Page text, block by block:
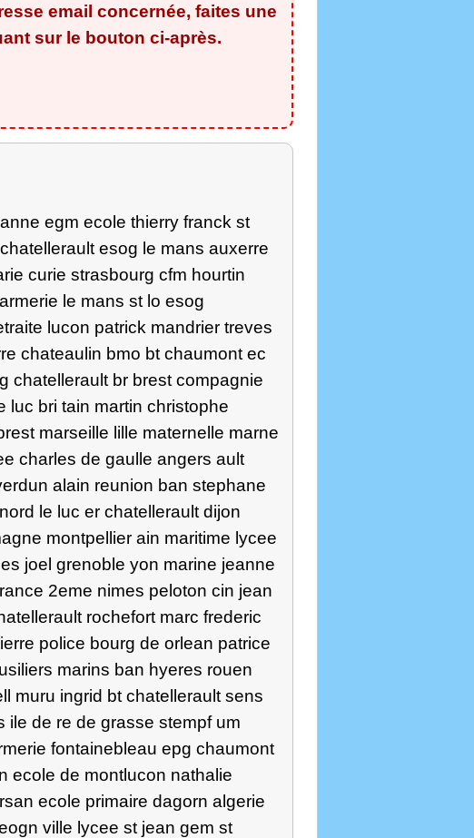
email concernée, faites une
sur le bouton ci-après.
egm ecole thierry franck st
esog le mans auxerre
curie strasbourg cfm hourtin
le mans st lo esog
lucon patrick mandrier treves
chateaulin bmo bt chaumont ec
chatellerault br brest compagnie
luc bri tain martin christophe
marseille lille maternelle marne
charles de gaulle angers ault
alain reunion ban stephane
le luc er chatellerault dijon
montpellier ain maritime lycee
joel grenoble yon marine jeanne
2eme nimes peloton cin jean
rochefort marc frederic
police bourg de orlean patrice
marins ban hyeres rouen
muru ingrid bt chatellerault sens
ile de re de grasse stempf um
fontainebleau epg chaumont
ecole de montlucon nathalie
ecole primaire dagorn algerie
ville lycee st jean gem st